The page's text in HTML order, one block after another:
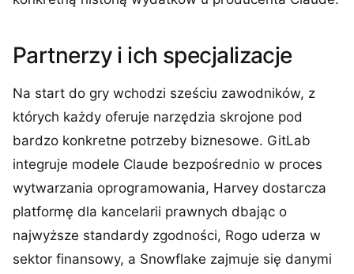
Partnerzy i ich specjalizacje
Na start do gry wchodzi sześciu zawodników, z
których każdy oferuje narzędzia skrojone pod
bardzo konkretne potrzeby biznesowe. GitLab
integruje modele Claude bezpośrednio w proces
wytwarzania oprogramowania, Harvey dostarcza
platformę dla kancelarii prawnych dbając o
najwyższe standardy zgodności, Rogo uderza w
sektor finansowy, a Snowflake zajmuje się danymi